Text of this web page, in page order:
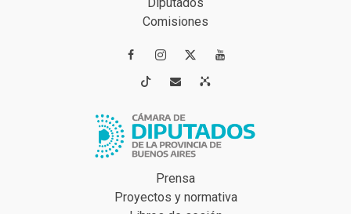
Comisiones
 
 
Prensa
Proyectos y normativa